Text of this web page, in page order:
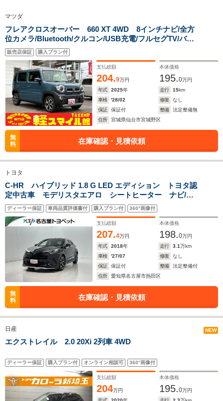
サイズ
(全長x全幅x全高)
WLTCモード
燃費
排気量
駆動方式
-m
-m
ホイールベース
-m
2400～3600cc
FF、4WD
1.99m
全長
5.21m
ホイールベース
-m
-
3564cc
FF、4WD
5700～
マツダ
フレアクロスオーバー 660 XT 4WD 8インチナビ/全方
位カメラ/Bluetooth/クルコン/USB充電/フルセグTV/バッ
クカメラ/ラジオ/ステリモ/運転席・助手席シートヒータ
ー/LED/オートライト/オートハイビーム/衝突被害軽減ブ
レーキ
販売店保証 購入プラン付
支払総額
204.9万円
本体価格
195.0万円
年式
2025年 走行 15km
車検
'28/02 修復
なし
保証
保証付 整備
法定整備無
住所
宮城県仙台市宮城野区
無
料
在庫確認・見積依頼
トヨタ
C-HR ハイブリッド 1.8 G LED エディション トヨタ認
定中古車 モデリスタエアロ シートヒーター ナビ/バ
ックカメラ
ディーラー保証 車両品質評価書付 購入プラン付 360°画像付
支払総額
207.4万円
本体価格
198.0万円
年式
2018年 走行 3.1万km
車検
'27/07 修復
なし
保証
保証付 整備
法定整備付
住所
愛知県名古屋市熱田区
無
料
在庫確認・見積依頼
日産 NEW
エクストレイル 2.0 20Xi 2列車 4WD
ディーラー保証 購入プラン付 オンライン相談可 360°画像付
支払総額
204万円
本体価格
195.0万円